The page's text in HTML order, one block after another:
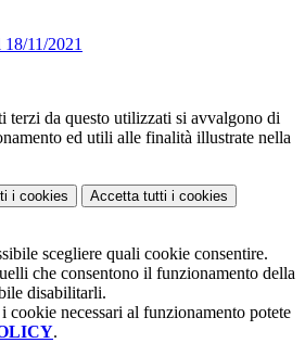
11/2021
terzi da questo utilizzati si avvalgono di
ed utili alle finalità illustrate nella
i cookies Accetta tutti i cookies
scegliere quali cookie consentire.
che consentono il funzionamento della
disabilitarli.
cookie necessari al funzionamento potete
.